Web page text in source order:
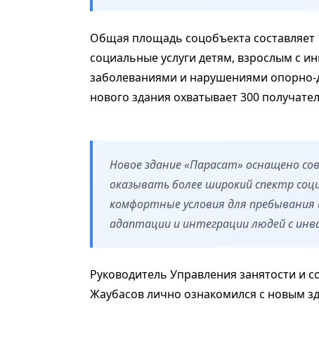
Общая площадь соцобъекта составляет
социальные услуги детям, взрослым с
заболеваниями и нарушениями
нового здания охватывает 300
Новое здание «Парасат» оснащено
оказывать более широкий спектр
комфортные условия для
адаптации и интеграции людей с
Руководитель Управления занятости
Жаубасов лично ознакомился с новым